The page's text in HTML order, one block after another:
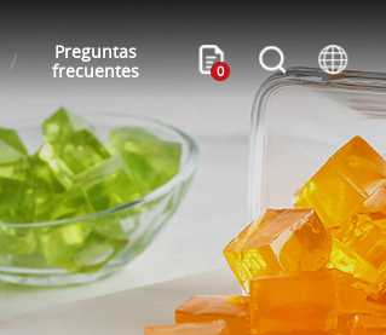
Preguntas
frecuentes
0